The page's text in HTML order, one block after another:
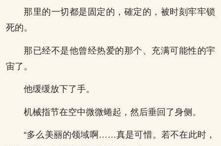
那里的一切都是固定的，確定的，被时刻牢牢锁
死的。
那已经不是他曾经热爱的那个、充满可能性的宇
宙了。
他缓缓放下了手。
机械指节在空中微微蜷起，然后垂回了身侧。
“多么美丽的领域啊……真是可惜。若不在此时，